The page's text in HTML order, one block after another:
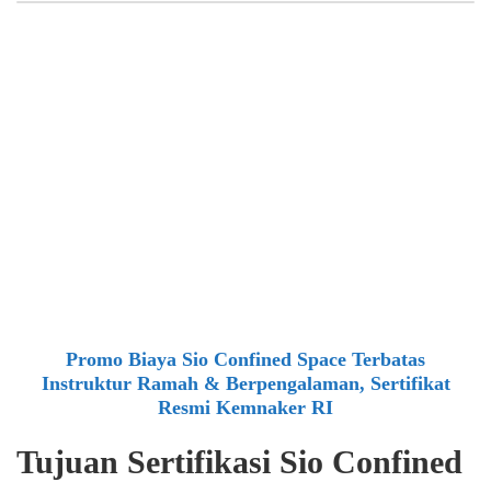
Promo Biaya Sio Confined Space Terbatas
Instruktur Ramah & Berpengalaman, Sertifikat
Resmi Kemnaker RI
Tujuan Sertifikasi Sio Confined